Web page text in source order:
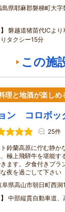
島県耶麻郡磐梯町大
磐越道猪苗代ICよ
タクシー15分
この施
理と地酒が楽しめ
ン コロボッ
25件
鈴蘭高原に佇む静か
極上飛騨牛を堪能す
ます。夕食付きプラ
夜を過ごして下さい
阜県高山市朝日町西
中部縦貫自動車道